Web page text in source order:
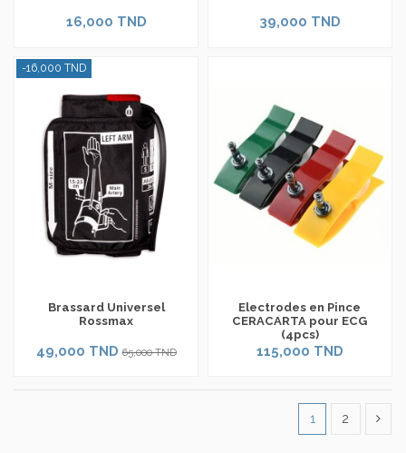
16,000 TND 39,000 TND
-16,000 TND
Brassard Universel
Rossmax
49,000 TND 65,000 TND
Electrodes en Pince
CERACARTA pour ECG
(4pcs)
115,000 TND
1 2